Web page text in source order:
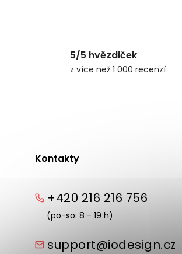
5/5 hvězdiček
z více než 1 000 recenzí
Kontakty
+420 216 216 756
(po-so: 8 - 19 h)
support@iodesign.cz